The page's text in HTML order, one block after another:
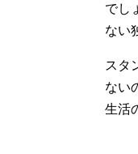
でし
ない
スタ
ない
生活